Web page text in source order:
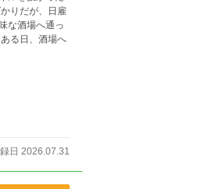
な酒場へ通っ
日 2026.07.31